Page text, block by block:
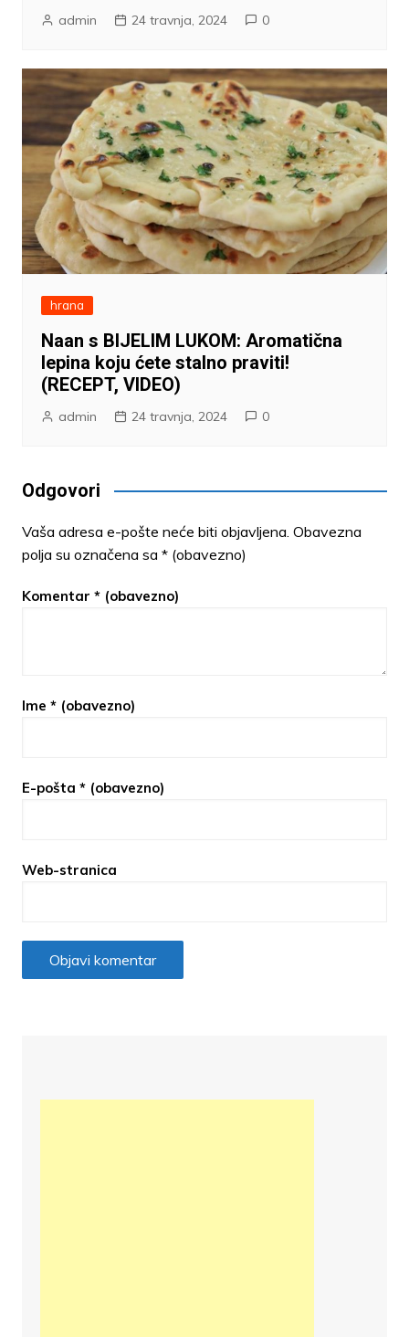
admin 24 travnja, 2024 0
hrana
Naan s BIJELIM LUKOM: Aromatična
lepina koju ćete stalno praviti!
(RECEPT, VIDEO)
admin 24 travnja, 2024 0
Odgovori
Vaša adresa e-pošte neće biti objavljena. Obavezna
polja su označena sa * (obavezno)
Komentar * (obavezno)
Ime * (obavezno)
E-pošta * (obavezno)
Web-stranica